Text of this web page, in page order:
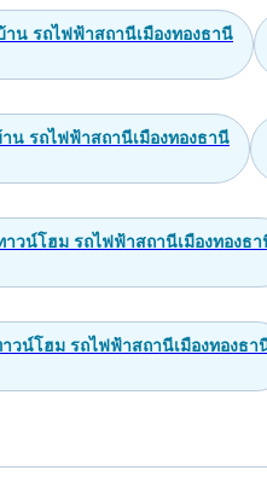
าน รถไฟฟ้าสถานีเมืองทองธานี
าน รถไฟฟ้าสถานีเมืองทองธานี
าวน์โฮม รถไฟฟ้าสถานีเมืองทองธา
าวน์โฮม รถไฟฟ้าสถานีเมืองทองธา